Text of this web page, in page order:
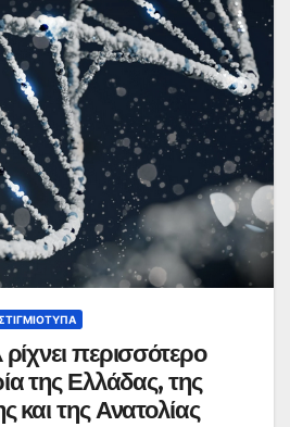
περισσότερο
της Ελλάδας, της
και της Ανατολίας